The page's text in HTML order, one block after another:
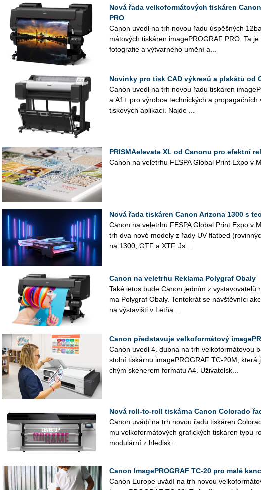
Nová řada velkoformátových tiskáren Canon
PRO
Canon uvedl na trh novou řadu úspěš­ných
má­to­vých tis­ká­ren image­PRO­GRAF PRO. Ta
fo­to­gra­fie a vý­tvar­né­ho umění a...
Novinky pro tisk CAD výkresů a plakátů od
Canon uvedl na trh novou řadu tis­ká­ren
a A1+ pro vý­rob­ce tech­nic­kých a pro­pa­gač­ních
tis­ko­vých apli­ka­cí. Najde ...
PRISMAelevate XL od Canonu pro efektní
Canon na ve­letr­hu FESPA Glo­bal Print Expo v
Nová řada tiskáren Canon Arizona 1300 s
Canon na ve­letr­hu FESPA Glo­bal Print Expo v
trh dva nové mo­de­ly z řady UV flat­bed
na 1300, GTF a XTF. Js...
Canon na veletrhu Reklama Polygraf Obaly
Také letos bude Canon jed­ním z vy­sta­vo­va­te­lů
ma Po­ly­graf Obaly. Ten­to­krát se ná­vštěv­ní­ci
na vý­sta­viš­ti v Letňa...
Canon představuje velkoformátový
Canon uvedl 4. dubna na trh vel­ko­for­má­to­vou
stol­ní tis­kár­nu image­PRO­GRAF TC-20M, která
chým ske­ne­rem for­má­tu A4. Uži­va­tel­sk...
Nová roll-to-roll tiskárna Canon Colorado
Canon uvádí na trh novou řadu tis­ká­ren
mu vel­ko­for­má­to­vých gra­fic­kých tis­ká­ren typu
mo­du­lár­ní z hle­dis­k...
Canon ImagePROGRAF TC-20 pro malé
Canon Eu­ro­pe uvádí na trh novou